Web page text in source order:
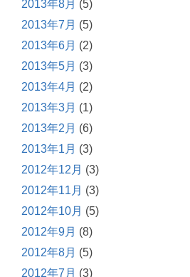
2013年8月 (5)
2013年7月 (5)
2013年6月 (2)
2013年5月 (3)
2013年4月 (2)
2013年3月 (1)
2013年2月 (6)
2013年1月 (3)
2012年12月 (3)
2012年11月 (3)
2012年10月 (5)
2012年9月 (8)
2012年8月 (5)
2012年7月 (3)